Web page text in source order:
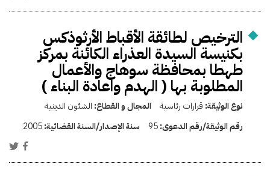
الترخيص لطائقة الأقباط الأرثوذكس
بكنيسة السيدة العذراء الكائنة بمركز
طهطا بمحافظة سوهاج والأعمال
المطلوبة بها ( الهدم واعادة البناء )
نوع الوثيقة: قرارات رئاسية المجال و القطاع: الشئون الدينية
رقم الوثيقة/رقم الدعوى:95 سنة الإصدار/السنة القضائية:2005